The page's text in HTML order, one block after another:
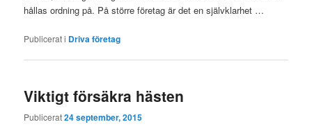
hållas ordning på. På större företag är det en självklarhet …
Publicerat i Driva företag
Viktigt försäkra hästen
Publicerat24 september, 2015